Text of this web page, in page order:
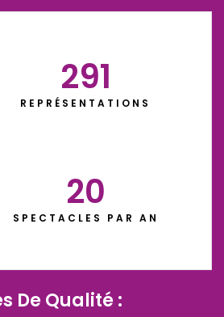
REPRÉSENTATIONS
291
SPECTACLES PAR AN
20
De Qualité :